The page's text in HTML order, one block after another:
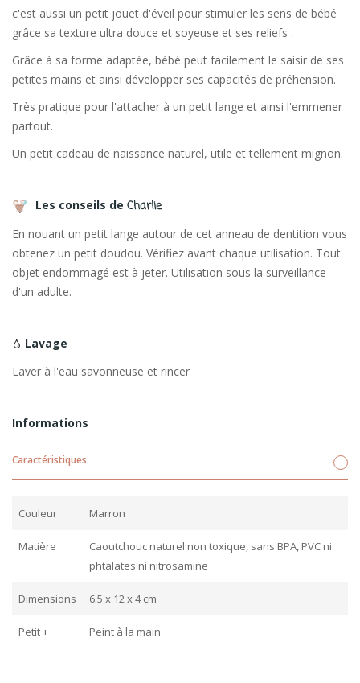
c'est aussi un petit jouet d'éveil pour stimuler les sens de bébé
grâce sa texture ultra douce et soyeuse et ses reliefs .
Grâce à sa forme adaptée, bébé peut facilement le saisir de ses
petites mains et ainsi développer ses capacités de préhension.
Très pratique pour l'attacher à un petit lange et ainsi l'emmener
partout.
Un petit cadeau de naissance naturel, utile et tellement mignon.
Les conseils de Charlie
En nouant un petit lange autour de cet anneau de dentition vous
obtenez un petit doudou. Vérifiez avant chaque utilisation. Tout
objet endommagé est à jeter. Utilisation sous la surveillance
d'un adulte.
Lavage
Laver à l'eau savonneuse et rincer
Informations
Caractéristiques
Couleur Marron
Matière
Caoutchouc naturel non toxique, sans BPA, PVC ni
phtalates ni nitrosamine
Dimensions 6.5 x 12 x 4 cm
Petit + Peint à la main